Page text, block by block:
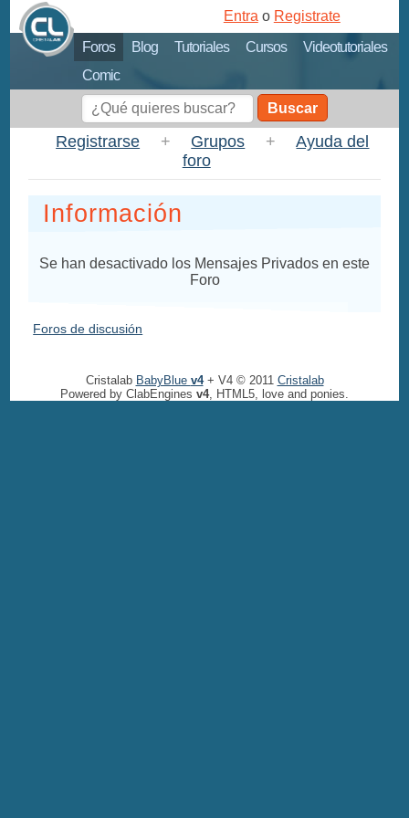
Foros Blog Tutoriales Cursos
Videotutoriales
Comic
Entra o Registrate
Buscar
Registrarse + Grupos +
Ayuda del
foro
Información
Se han desactivado los Mensajes Privados en este
Foro
Foros de discusión
Cristalab BabyBlue v4+ V4 © 2011 Cristalab
Powered by ClabEngines v4, HTML5, love and ponies.